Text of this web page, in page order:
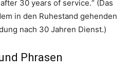
30 years of service.“ (Das
in den Ruhestand gehenden
nach 30 Jahren Dienst.)
Phrasen